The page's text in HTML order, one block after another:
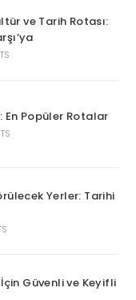
ve Tarih Rotası:
En Popüler Rotalar
Yerler: Tarihi
Güvenli ve Keyifli